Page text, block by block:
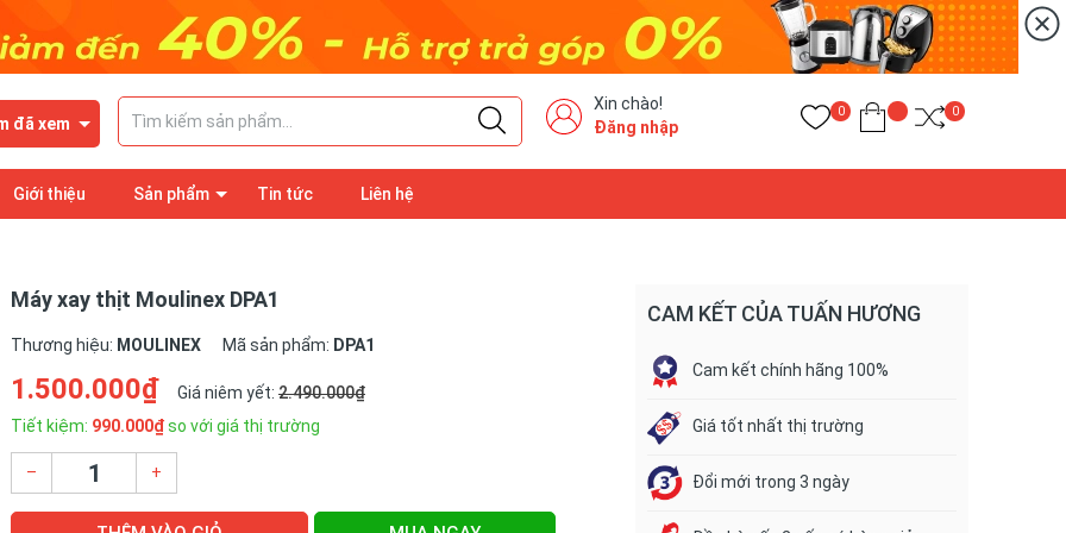
đã xem
Xin chào!
Đăng nhập
0 0
Giới thiệu Sản phẩm Tin tức Liên hệ
Máy xay thịt Moulinex DPA1
Thương hiệu: MOULINEX Mã sản phẩm: DPA1
1.500.000₫ Giá niêm yết: 2.490.000₫
Tiết kiệm: 990.000₫so với giá thị trường
– +
CAM KẾT CỦA TUẤN HƯƠNG
Cam kết chính hãng 100%
Giá tốt nhất thị trường
Đổi mới trong 3 ngày